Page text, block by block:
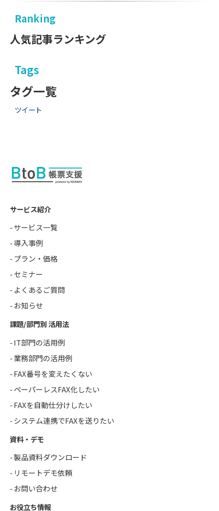
Ranking
人気記事ランキング
Tags
タグ一覧
ツイート
サービス紹介
サービス一覧
導入事例
プラン・価格
セミナー
よくあるご質問
お知らせ
課題/部門別 活用法
IT部門の活用例
業務部門の活用例
FAX番号を変えたくない
ペーパーレスFAX化したい
FAXを自動仕分けしたい
システム連携でFAXを送りたい
資料・デモ
製品資料ダウンロード
リモートデモ依頼
お問い合わせ
お役立ち情報